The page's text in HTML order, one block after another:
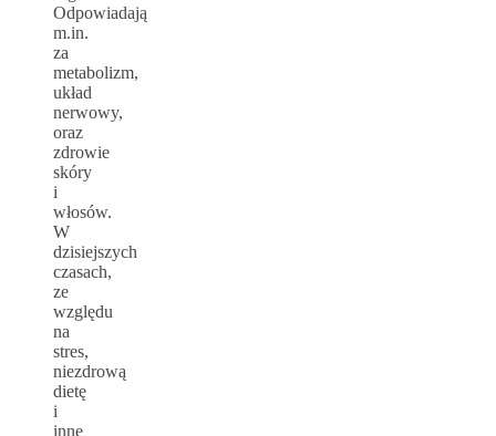
Odpowiadają
m.in.
za
metabolizm,
układ
nerwowy,
oraz
zdrowie
skóry
i
włosów.
W
dzisiejszych
czasach,
ze
względu
na
stres,
niezdrową
dietę
i
inne